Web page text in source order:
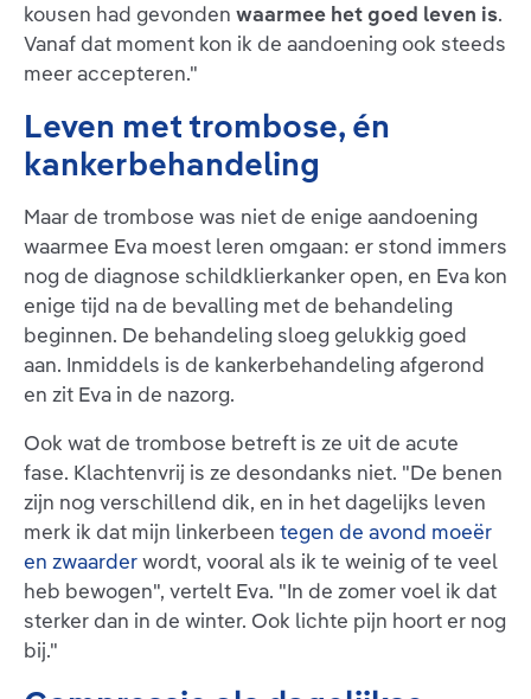
kousen had gevonden waarmee het goed leven is.
Vanaf dat moment kon ik de aandoening ook steeds
meer accepteren."
Leven met trombose, én
kankerbehandeling
Maar de trombose was niet de enige aandoening
waarmee Eva moest leren omgaan: er stond immers
nog de diagnose schildklierkanker open, en Eva kon
enige tijd na de bevalling met de behandeling
beginnen. De behandeling sloeg gelukkig goed
aan. Inmiddels is de kankerbehandeling afgerond
en zit Eva in de nazorg.
Ook wat de trombose betreft is ze uit de acute
fase. Klachtenvrij is ze desondanks niet. "De benen
zijn nog verschillend dik, en in het dagelijks leven
merk ik dat mijn linkerbeen tegen de avond moeër
en zwaarderwordt, vooral als ik te weinig of te veel
heb bewogen", vertelt Eva. "In de zomer voel ik dat
sterker dan in de winter. Ook lichte pijn hoort er nog
bij."